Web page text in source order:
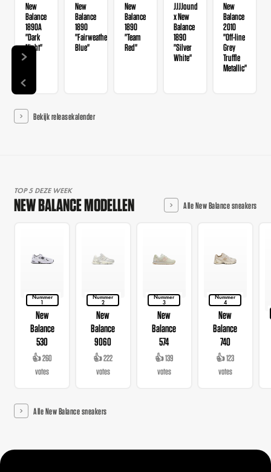
New
Balance
1890A
"Dark
Night"
New
Balance
1890
"Fairweather
Blue"
New
Balance
1890
"Team
Red"
JJJJound
x New
Balance
1890
"Silver
White"
New
Balance
2010
"Off-line
Grey
Truffle
Metallic"
Bekijk releasekalender
TOP 5 DEZE WEEK
NEW BALANCE MODELLEN Alle New Balance sneakers
Nummer
1
New
Balance
530
👍 260
votes
Nummer
2
New
Balance
9060
👍 222
votes
Nummer
3
New
Balance
574
👍 139
votes
Nummer
4
New
Balance
740
👍 123
votes
Alle New Balance sneakers